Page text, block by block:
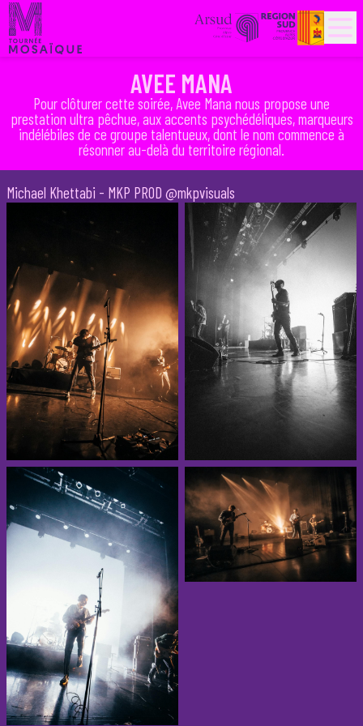
PARTENAIRES
HISTORIQUE
AVEE MANA
Pour clôturer cette soirée, Avee Mana nous propose une
prestation ultra pêchue, aux accents psychédéliques, marqueurs
indélébiles de ce groupe talentueux, dont le nom commence à
résonner au-delà du territoire régional.
Michael Khettabi - MKP PROD @mkpvisuals